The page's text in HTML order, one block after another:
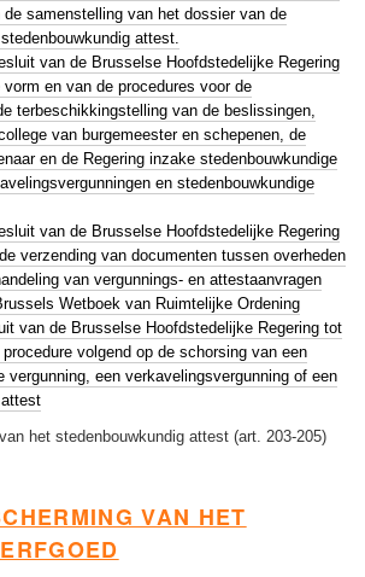
samenstelling van het dossier van de
attest.
van de Brusselse Hoofdstedelijke Regering
en van de procedures voor de
terbeschikkingstelling van de beslissingen,
van burgemeester en schepenen, de
en de Regering inzake stedenbouwkundige
en stedenbouwkundige
van de Brusselse Hoofdstedelijke Regering
verzending van documenten tussen overheden
van vergunnings- en attestaanvragen
Wetboek van Ruimtelijke Ordening
van de Brusselse Hoofdstedelijke Regering tot
volgend op de schorsing van een
vergunning, een verkavelingsvergunning of een
het stedenbouwkundig attest (art. 203-205)
VAN HET